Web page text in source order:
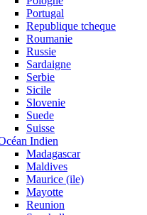
Portugal
Republique tcheque
Roumanie
Russie
Sardaigne
Serbie
Sicile
Slovenie
Suede
Suisse
Indien
Madagascar
Maldives
Maurice (ile)
Mayotte
Reunion